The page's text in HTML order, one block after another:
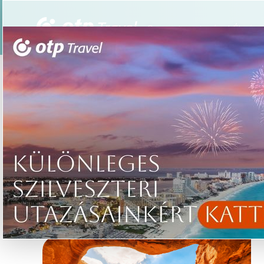
Csoportos utazások
Kezdőoldal / INSPIRÁCIÓK
INSPIRÁCIÓK
tovább »